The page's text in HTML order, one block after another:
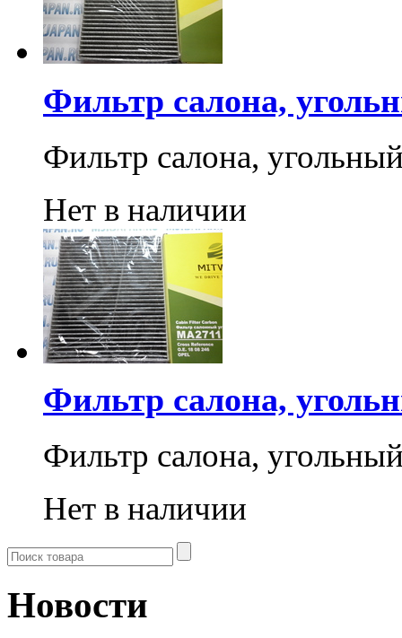
Фильтр салона,
Фильтр салона,
Нет в наличии
Фильтр салона,
Фильтр салона,
Нет в наличии
Новости